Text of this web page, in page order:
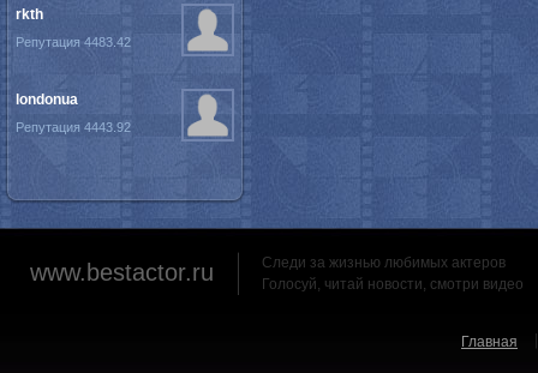
rkth
Репутация 4483.42
londonua
Репутация 4443.92
www.bestactor.ru
Следи за жизнью любимых актеров
Голосуй, читай новости, смотри видео
Главная